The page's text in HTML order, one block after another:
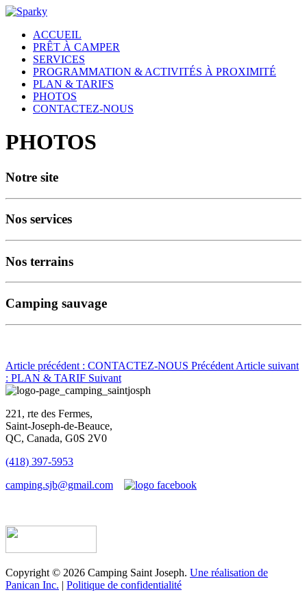
ACCUEIL
PRÊT À CAMPER
SERVICES
PROGRAMMATION & ACTIVITÉS À PROXIMITÉ
PLAN & TARIFS
PHOTOS
CONTACTEZ-NOUS
PHOTOS
Notre site
Nos services
Nos terrains
Camping sauvage
Article précédent : CONTACTEZ-NOUS Précédent Article suivant
: PLAN & TARIF Suivant
221, rte des Fermes,
Saint-Joseph-de-Beauce,
QC, Canada, G0S 2V0
(418) 397-5953
camping.sjb@gmail.com
Copyright © 2026 Camping Saint Joseph. Une réalisation de
Panican Inc. | Politique de confidentialité